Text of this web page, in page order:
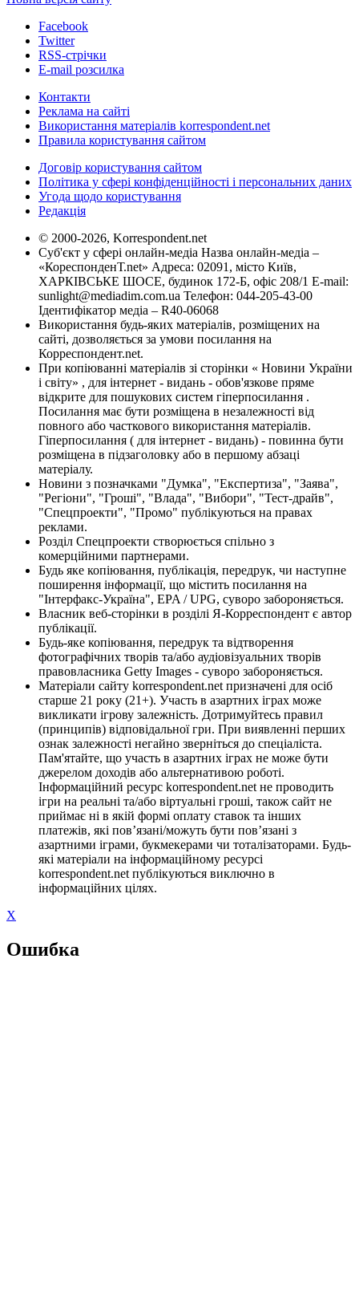
Facebook
Twitter
RSS-стрічки
E-mail розсилка
Контакти
Реклама на сайті
Використання матеріалів korrespondent.net
Правила користування сайтом
Договір користування сайтом
Політика у сфері конфіденційності і персональних даних
Угода щодо користування
Редакція
© 2000-2026, Korrespondent.net
Суб'єкт у сфері онлайн-медіа Назва онлайн-медіа –
«КореспонденТ.net» Адреса: 02091, місто Київ,
ХАРКІВСЬКЕ ШОСЕ, будинок 172-Б, офіс 208/1 E-mail:
sunlight@mediadim.com.ua Телефон: 044-205-43-00
Ідентифікатор медіа – R40-06068
Використання будь-яких матеріалів, розміщених на
сайті, дозволяється за умови посилання на
Корреспондент.net.
При копіюванні матеріалів зі сторінки « Новини України
і світу» , для інтернет - видань - обов'язкове пряме
відкрите для пошукових систем гіперпосилання .
Посилання має бути розміщена в незалежності від
повного або часткового використання матеріалів.
Гіперпосилання ( для інтернет - видань) - повинна бути
розміщена в підзаголовку або в першому абзаці
матеріалу.
Новини з позначками "Думка", "Експертиза", "Заява",
"Регіони", "Гроші", "Влада", "Вибори", "Тест-драйв",
"Спецпроекти", "Промо" публікуються на правах
реклами.
Розділ Спецпроекти створюється спільно з
комерційними партнерами.
Будь яке копіювання, публікація, передрук, чи наступне
поширення інформації, що містить посилання на
"Інтерфакс-Україна", EPA / UPG, суворо забороняється.
Власник веб-сторінки в розділі Я-Корреспондент є автор
публікації.
Будь-яке копіювання, передрук та відтворення
фотографічних творів та/або аудіовізуальних творів
правовласника Getty Images - суворо забороняється.
Матеріали сайту korrespondent.net призначені для осіб
старше 21 року (21+). Участь в азартних іграх може
викликати ігрову залежність. Дотримуйтесь правил
(принципів) відповідальної гри. При виявленні перших
ознак залежності негайно зверніться до спеціаліста.
Пам'ятайте, що участь в азартних іграх не може бути
джерелом доходів або альтернативою роботі.
Інформаційний ресурс korrespondent.net не проводить
ігри на реальні та/або віртуальні гроші, також сайт не
приймає ні в якій формі оплату ставок та інших
платежів, які пов’язані/можуть бути пов’язані з
азартними іграми, букмекерами чи тоталізаторами. Будь-
які матеріали на інформаційному ресурсі
korrespondent.net публікуються виключно в
інформаційних цілях.
X
Ошибка